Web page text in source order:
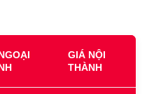
GIÁ NỘI
THÀNH